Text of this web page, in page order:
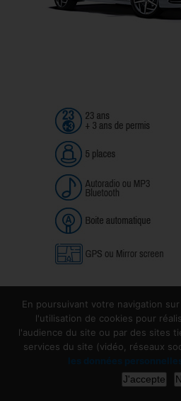
En poursuivant votre navigation
l'utilisation de cookies pour
l'audience du site ou par des sites
services du site (vidéo, réseaux
les données
J'accepte